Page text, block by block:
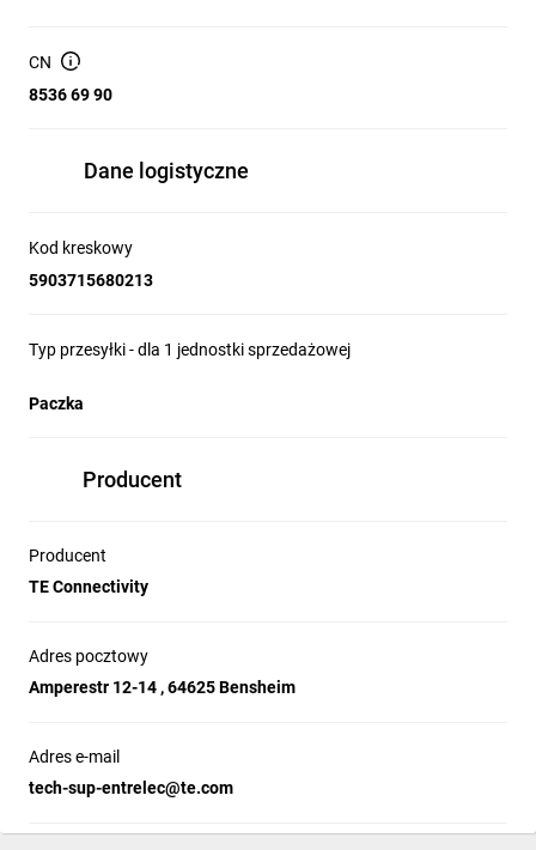
CN
8536 69 90
Dane logistyczne
Kod kreskowy
5903715680213
Typ przesyłki - dla 1 jednostki sprzedażowej
Paczka
Producent
Producent
TE Connectivity
Adres pocztowy
Amperestr 12-14 , 64625 Bensheim
Adres e-mail
tech-sup-entrelec@te.com